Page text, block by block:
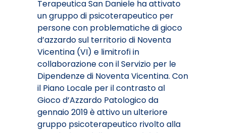
Terapeutica San Daniele ha attivato
un gruppo di psicoterapeutico per
persone con problematiche di gioco
d’azzardo sul territorio di Noventa
Vicentina (VI) e limitrofi in
collaborazione con il Servizio per le
Dipendenze di Noventa Vicentina. Con
il Piano Locale per il contrasto al
Gioco d’Azzardo Patologico da
gennaio 2019 è attivo un ulteriore
gruppo psicoterapeutico rivolto alla